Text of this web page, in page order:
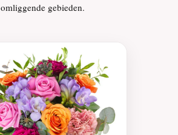
omliggende gebieden.